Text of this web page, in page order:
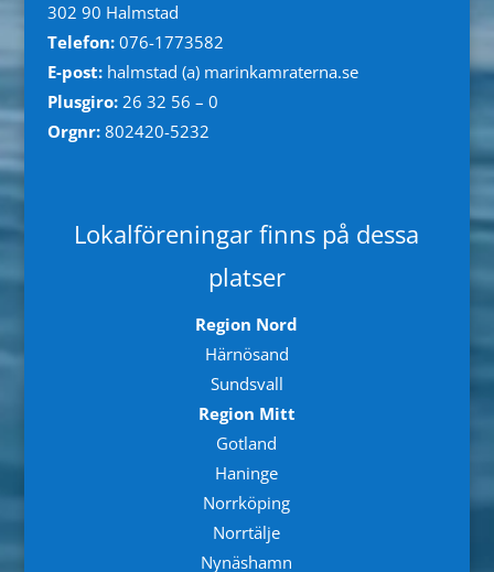
302 90 Halmstad
Telefon: 076-1773582
E-post:halmstad (a) marinkamraterna.se
Plusgiro:26 32 56 – 0
Orgnr: 802420-5232
Lokalföreningar finns på dessa
platser
Region Nord
Härnösand
Sundsvall
Region Mitt
Gotland
Haninge
Norrköping
Norrtälje
Nynäshamn